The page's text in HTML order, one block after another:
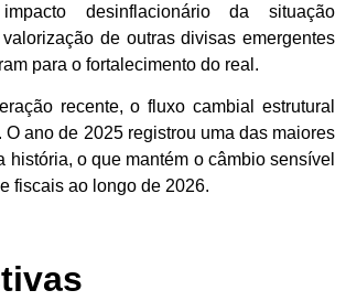
desinflacionário da situação
de outras divisas emergentes
para o fortalecimento do real.
recente, o fluxo cambial estrutural
O ano de 2025 registrou uma das maiores
história, o que mantém o câmbio sensível
fiscais ao longo de 2026.